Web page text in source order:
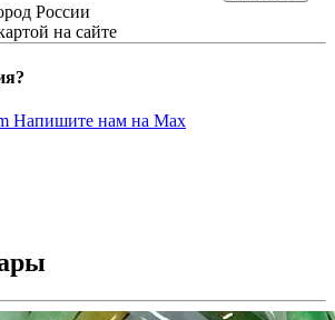
России
на сайте
Напишите нам на Max